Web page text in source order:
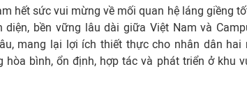
hết sức vui mừng về mối quan hệ láng giềng
bền vững lâu dài giữa Việt Nam và
mang lại lợi ích thiết thực cho nhân dân hai
bình, ổn định, hợp tác và phát triển ở khu